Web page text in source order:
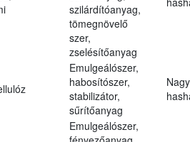
szilárdítóanyag,
tömegnövelő
szer,
zselésítőanyag
Emulgeálószer,
habosítószer,
stabilizátor,
sűrítőanyag
Emulgeálószer,